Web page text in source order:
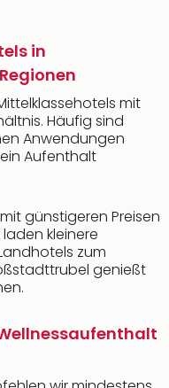
in
mit
Häufig sind
Anwendungen
Aufenthalt
günstigeren Preisen
kleinere
zum
genießt